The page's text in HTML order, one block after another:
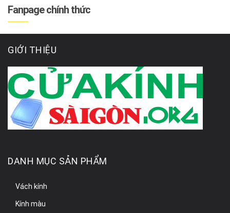
Fanpage chính thức
GIỚI THIỆU
DANH MỤC SẢN PHẨM
Vách kính
Kính màu